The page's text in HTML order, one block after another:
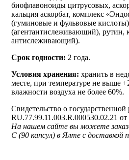
биофлавоноиды цитрусовых,
кальция аскорбат, комплекс
(гуминовые и фульвовые
(агентантислеживающий), рутин,
антислеживающий).
Срок годности: 2 года.
Условия хранения: хранить в
месте, при температуре не выше
влажности воздуха не более 60%.
Свидетельство о
RU.77.99.11.003.R.000530.02.21 от
На нашем сайте вы можете
С (90 капсул) в Ялте с доставкой